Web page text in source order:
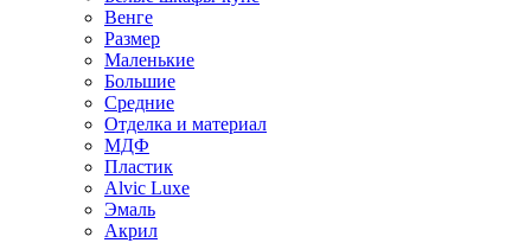
Венге
Размер
Маленькие
Большие
Средние
Отделка и материал
МДФ
Пластик
Alvic Luxe
Эмаль
Акрил